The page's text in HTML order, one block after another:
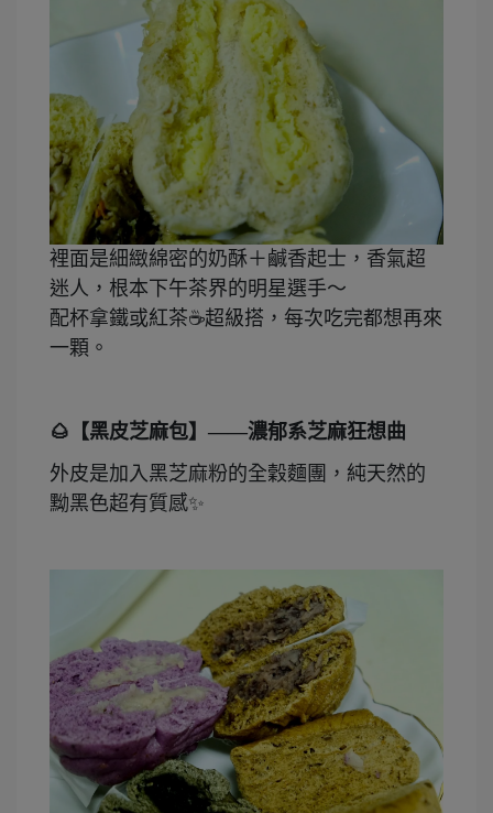
裡面是細緻綿密的奶酥＋鹹香起士，香氣超
迷人，根本下午茶界的明星選手～
配杯拿鐵或紅茶☕超級搭，每次吃完都想再來
一顆。
🌰【黑皮芝麻包】——濃郁系芝麻狂想曲
外皮是加入黑芝麻粉的全穀麵團，純天然的
黝黑色超有質感✨